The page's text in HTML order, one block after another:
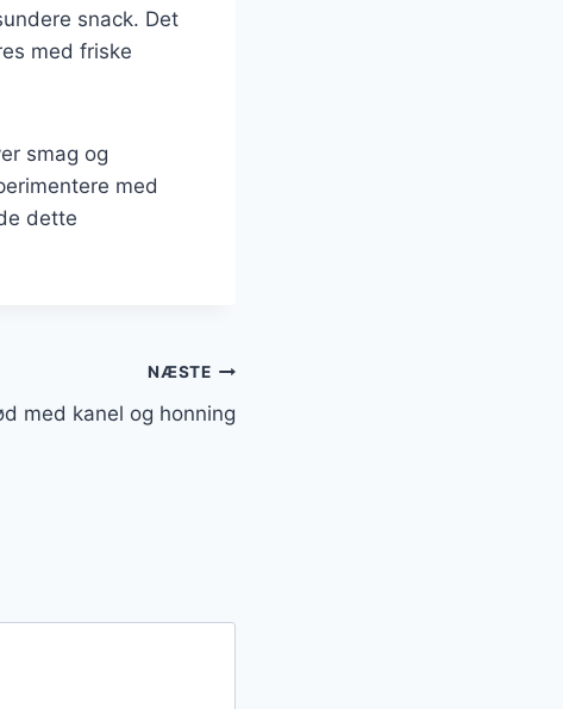
snack. Det
med friske
smag og
med
dette
NÆSTE
med kanel og honning